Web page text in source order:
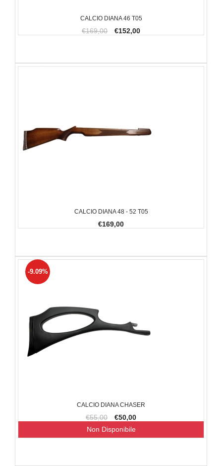
CALCIO DIANA 46 T05
€169,00 €152,00
CALCIO DIANA 48 - 52 T05
€169,00
CALCIO DIANA CHASER
€55,00 €50,00
-9.09%
Non Disponibile